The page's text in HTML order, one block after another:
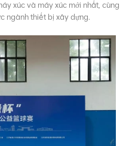
xúc và máy xúc mới nhất, cùng
ngành thiết bị xây dựng.